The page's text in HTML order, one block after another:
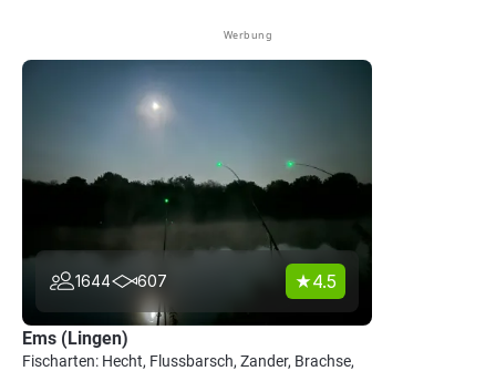
Werbung
1644 607 4.5
Ems (Lingen)
Fischarten: Hecht, Flussbarsch, Zander, Brachse,